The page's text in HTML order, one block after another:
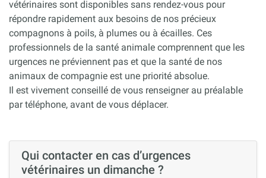
vétérinaires sont disponibles sans rendez-vous pour
répondre rapidement aux besoins de nos précieux
compagnons à poils, à plumes ou à écailles. Ces
professionnels de la santé animale comprennent que les
urgences ne préviennent pas et que la santé de nos
animaux de compagnie est une priorité absolue.
Il est vivement conseillé de vous renseigner au préalable
par téléphone, avant de vous déplacer.
Qui contacter en cas d’urgences
vétérinaires un dimanche ?